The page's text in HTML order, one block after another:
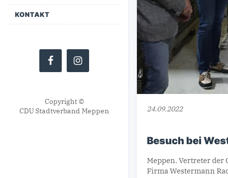
KONTAKT
Copyright ©
CDU Stadtverband Meppen
24.09.2022
Besuch bei
Meppen. Vertreter der
Firma Westermann